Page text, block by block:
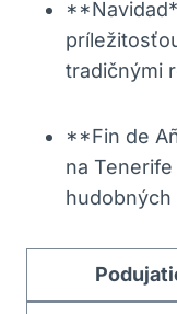
tradičnými
**Fin de
na
hudobných